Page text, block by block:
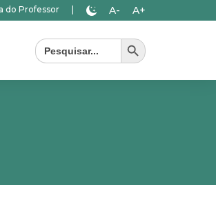
do Professor A- A+
Search
for:
Search Button